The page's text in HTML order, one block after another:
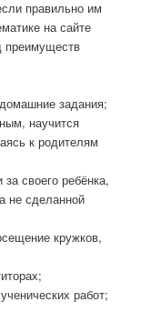
правильно им
на сайте
преимуществ
задания;
научится
к родителям
своего ребёнка,
не сделанной
кружков,
работ;